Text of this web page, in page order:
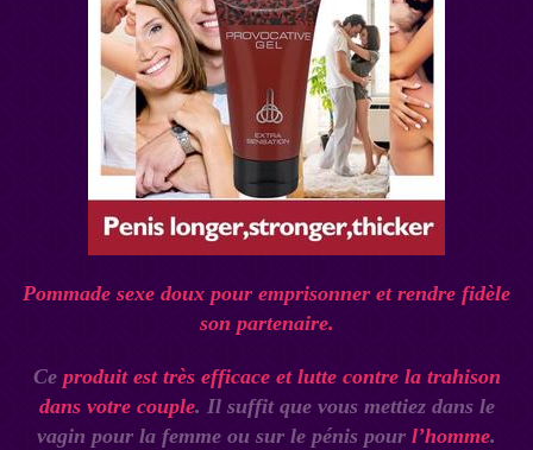
Pommade sexe doux pour emprisonner et rendre fidèle
son partenaire.
Ce produit est très efficace et lutte contre la trahison
dans votre couple. Il suffit que vous mettiez dans le
vagin pour la femme ou sur le pénis pour l’homme.